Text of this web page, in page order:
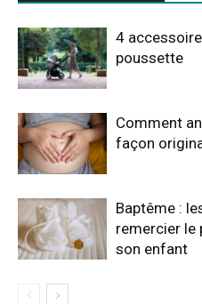
4
poussette
Comment
façon
Baptême :
remercier le
son enfant